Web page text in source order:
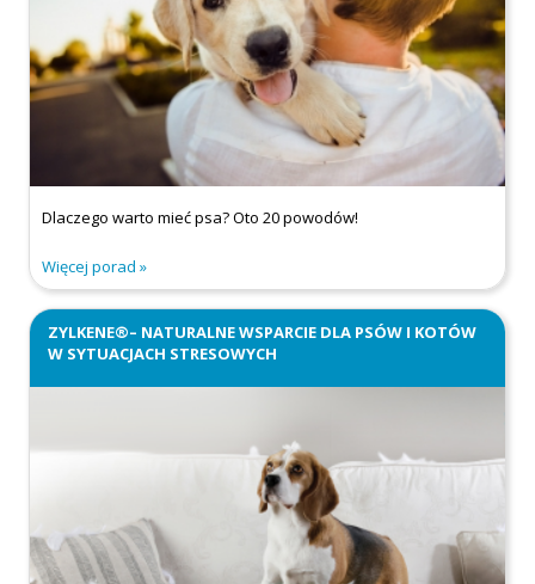
Dlaczego warto mieć psa? Oto 20 powodów!
Więcej porad
ZYLKENE®– NATURALNE WSPARCIE DLA PSÓW I KOTÓW
W SYTUACJACH STRESOWYCH